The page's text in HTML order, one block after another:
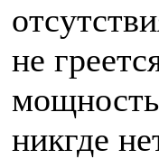
не
мощность
никгде